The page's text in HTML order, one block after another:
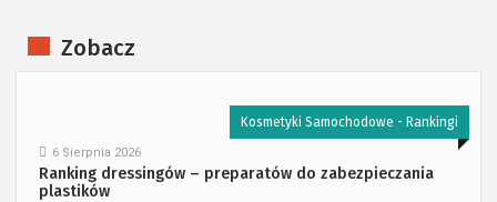
Zobacz
Kosmetyki Samochodowe - Rankingi
6 Sierpnia 2026
Ranking dressingów – preparatów do zabezpieczania
plastików